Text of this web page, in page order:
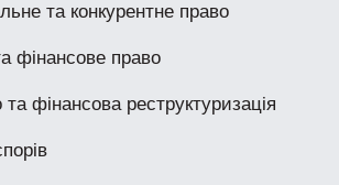
та конкурентне право
фінансове право
та фінансова реструктуризація